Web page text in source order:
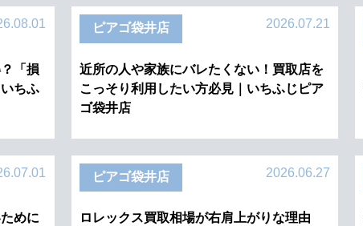
「損
ちふ
ピアゴ袋井店 2026.07.21
近所の人や家族にバレたくない！買取店を
こっそり利用したい方必見｜いちふじピア
ゴ袋井店
めに
ピアゴ袋井店 2026.06.27
ロレックス買取相場が右肩上がりな理由